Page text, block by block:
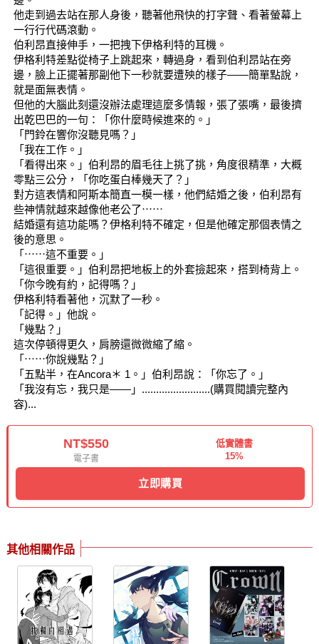
他走到過去站在那人身後，聽著他飛快的打字聲、看著螢幕上
一行行代碼滾動。
伯利昂直接伸手，一把拽下伊格利特的耳機。
伊格利特差點從椅子上跳起來，轉過身，看到伯利昂站在旁
邊，臉上正擺著那副他下一秒就要遭殃的樣子——簡單點說，
就是面無表情。
但他的大腦此刻還沒辦法處理這麼多情報，張了張嘴，最後擠
出乾巴巴的一句：「你什麼時候進來的。」
「門鈴在響你沒聽見嗎？」
「我在工作。」
「看得出來。」伯利昂的眉毛往上挑了挑，角度很精準，大概
零點三公分，「你吃蛋白棒幾天了？」
對方這表情和阿斯本簡直一模一樣，他們結婚之後，伯利昂有
些神情就越來越像他老公了⋯⋯
結婚還有這功能嗎？伊格利特不確定，但是他確定那個表情之
後的意思。
「⋯⋯這不重要。」
「這很重要。」伯利昂把地板上的外套撿起來，搭到椅背上。
「你今晚有約，記得嗎？」
伊格利特看著他，沉默了一秒。
「記得。」他說。
「幾點？」
這次停頓得更久，肩膀還微微縮了縮。
「⋯⋯你說幾點？」
「五點半，在Ancora＊ 1。」伯利昂說：「你忘了。」
「我沒有忘，我只是——」........................(購買閱讀完整內
容)...
NT$550
電子書
低實體書
15%
立即購買
其他相關作品